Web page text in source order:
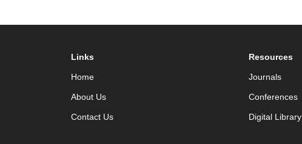
Links
Home
About Us
Contact Us
Resources
Journals
Conferences
Digital Library